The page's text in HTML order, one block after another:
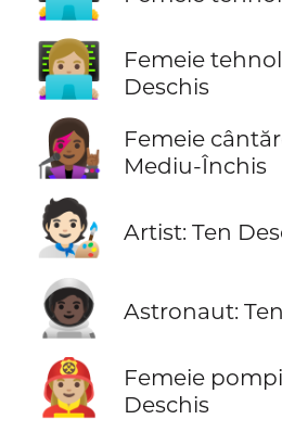
👩🏼‍💻
Femeie
Deschis
👩🏾‍🎤
Femeie
Mediu-Închis
🧑🏻‍🎨 Artist: Ten
🧑🏿‍🚀 Astronaut:
👩🏼‍🚒
Femeie
Deschis